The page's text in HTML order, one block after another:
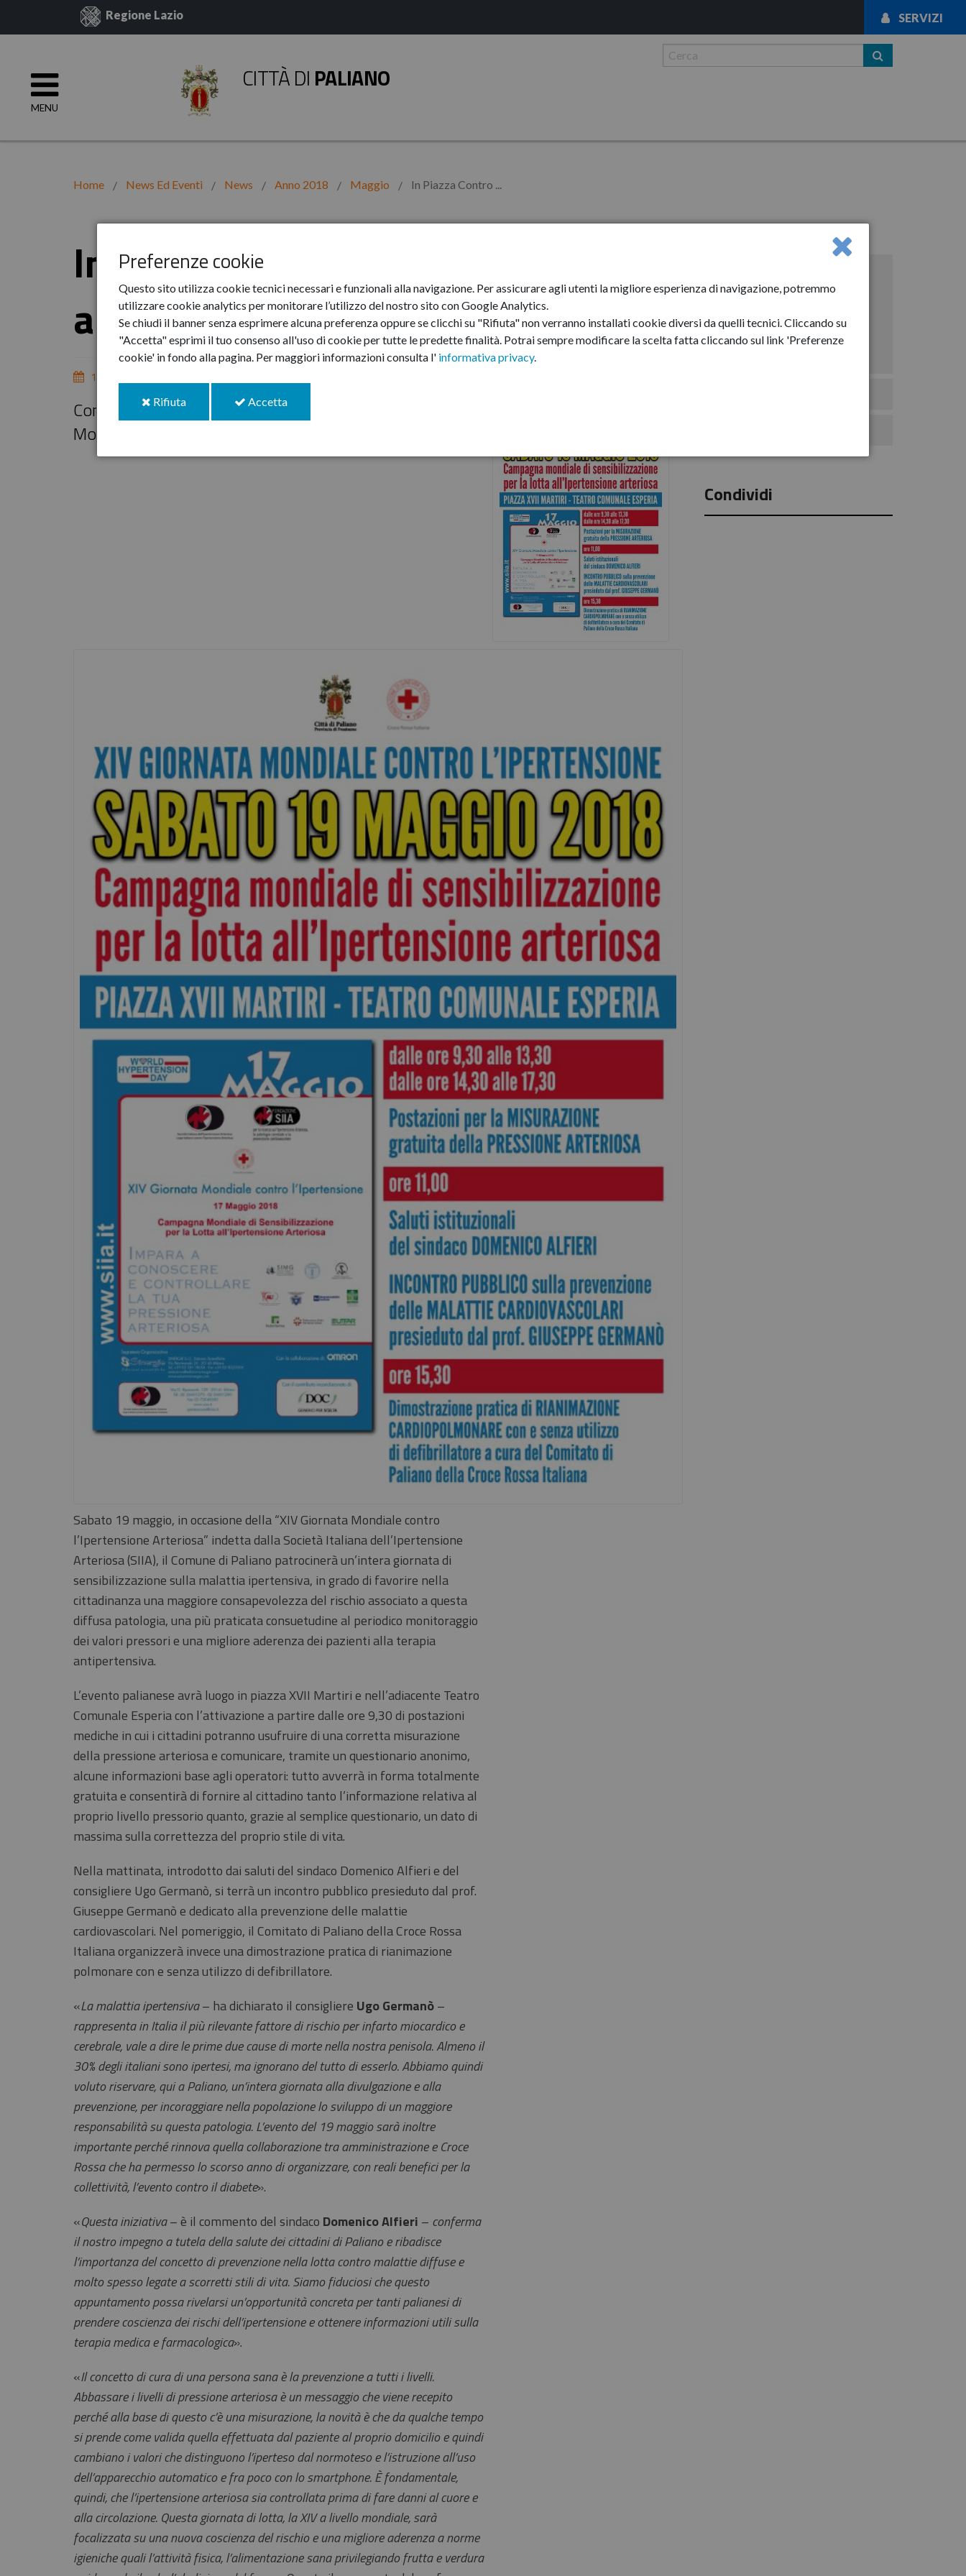
Preferenze cookie
Questo sito utilizza cookie tecnici necessari e funzionali alla navigazione. Per assicurare agli utenti la migliore esperienza di navigazione, potremmo
utilizzare cookie analytics per monitorare l’utilizzo del nostro sito con Google Analytics.
Se chiudi il banner senza esprimere alcuna preferenza oppure se clicchi su "Rifiuta" non verranno installati cookie diversi da quelli tecnici. Cliccando su
"Accetta" esprimi il tuo consenso all'uso di cookie per tutte le predette finalità. Potrai sempre modificare la scelta fatta cliccando sul link 'Preferenze
cookie' in fondo alla pagina. Per maggiori informazioni consulta l' informativa privacy.
Rifiutai
Accettai
Regione Lazio SERVIZI
MENU
CITTÀ DI PALIANO
Home News Ed Eventi News Anno 2018 Maggio In Piazza Contro ...
In piazza contro l'ipertensione
arteriosa
15-mag-2018
Comune di Paliano e C.R.I. insieme per la “XIV Giornata
Mondiale contro l’Ipertensione Arteriosa”
Sabato 19 maggio, in occasione della “XIV Giornata Mondiale contro
l’Ipertensione Arteriosa” indetta dalla Società Italiana dell’Ipertensione
Arteriosa (SIIA), il Comune di Paliano patrocinerà un’intera giornata di
sensibilizzazione sulla malattia ipertensiva, in grado di favorire nella
cittadinanza una maggiore consapevolezza del rischio associato a questa
diffusa patologia, una più praticata consuetudine al periodico monitoraggio
dei valori pressori e una migliore aderenza dei pazienti alla terapia
antipertensiva.
L’evento palianese avrà luogo in piazza XVII Martiri e nell’adiacente Teatro
Comunale Esperia con l’attivazione a partire dalle ore 9,30 di postazioni
mediche in cui i cittadini potranno usufruire di una corretta misurazione
della pressione arteriosa e comunicare, tramite un questionario anonimo,
alcune informazioni base agli operatori: tutto avverrà in forma totalmente
gratuita e consentirà di fornire al cittadino tanto l’informazione relativa al
proprio livello pressorio quanto, grazie al semplice questionario, un dato di
massima sulla correttezza del proprio stile di vita.
Nella mattinata, introdotto dai saluti del sindaco Domenico Alfieri e del
consigliere Ugo Germanò, si terrà un incontro pubblico presieduto dal prof.
Giuseppe Germanò e dedicato alla prevenzione delle malattie
cardiovascolari. Nel pomeriggio, il Comitato di Paliano della Croce Rossa
Italiana organizzerà invece una dimostrazione pratica di rianimazione
polmonare con e senza utilizzo di defibrillatore.
«La malattia ipertensiva– ha dichiarato il consigliere Ugo Germanò–
rappresenta in Italia il più rilevante fattore di rischio per infarto miocardico e
cerebrale, vale a dire le prime due cause di morte nella nostra penisola. Almeno il
30% degli italiani sono ipertesi, ma ignorano del tutto di esserlo. Abbiamo quindi
voluto riservare, qui a Paliano, un’intera giornata alla divulgazione e alla
prevenzione, per incoraggiare nella popolazione lo sviluppo di un maggiore
responsabilità su questa patologia. L’evento del 19 maggio sarà inoltre
importante perché rinnova quella collaborazione tra amministrazione e Croce
Rossa che ha permesso lo scorso anno di organizzare, con reali benefici per la
collettività, l’evento contro il diabete».
«Questa iniziativa– è il commento del sindaco Domenico Alfieri – conferma
il nostro impegno a tutela della salute dei cittadini di Paliano e ribadisce
l’importanza del concetto di prevenzione nella lotta contro malattie diffuse e
molto spesso legate a scorretti stili di vita. Siamo fiduciosi che questo
appuntamento possa rivelarsi un’opportunità concreta per tanti palianesi di
prendere coscienza dei rischi dell’ipertensione e ottenere informazioni utili sulla
terapia medica e farmacologica».
«Il concetto di cura di una persona sana è la prevenzione a tutti i livelli.
Abbassare i livelli di pressione arteriosa è un messaggio che viene recepito
perché alla base di questo c’è una misurazione, la novità è che da qualche tempo
si prende come valida quella effettuata dal paziente al proprio domicilio e quindi
cambiano i valori che distinguono l’iperteso dal normoteso e l’istruzione all’uso
dell’apparecchio automatico e fra poco con lo smartphone. È fondamentale,
quindi, che l’ipertensione arteriosa sia controllata prima di fare danni al cuore e
alla circolazione. Questa giornata di lotta, la XIV a livello mondiale, sarà
focalizzata su una nuova coscienza del rischio e una migliore aderenza a norme
igieniche quali l’attività fisica, l’alimentazione sana privilegiando frutta e verdura
Anno-2024
Anno-2025
Condividi